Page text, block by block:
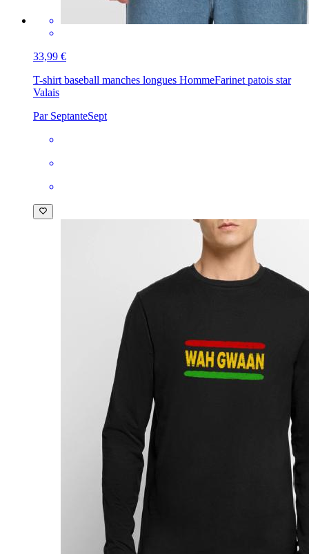
33,99 €
T-shirt baseball manches longues HommeFarinet patois star
Valais
Par SeptanteSept